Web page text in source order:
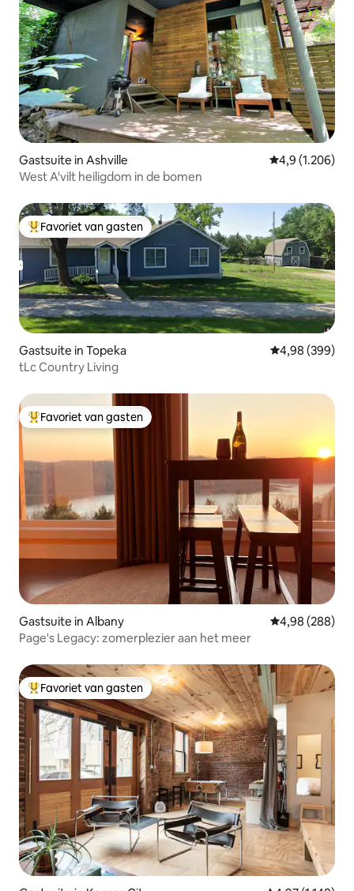
Gastsuite in Ashville Gemiddelde
4,9 (1.206)
West A'vilt heiligdom in de bomen
Topfavoriet van gasten
Favoriet van gasten
Gastsuite in Topeka Gemiddelde
4,98 (399)
tLc Country Living
Topfavoriet van gasten
Favoriet van gasten
Gastsuite in Albany Gemiddelde
4,98 (288)
Page's Legacy: zomerplezier aan het meer
Topfavoriet van gasten
Favoriet van gasten